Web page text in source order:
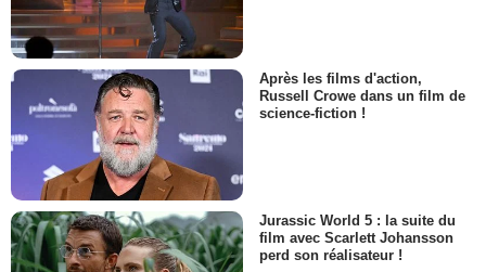
Après les films d'action,
Russell Crowe dans un film de
science-fiction !
Jurassic World 5 : la suite du
film avec Scarlett Johansson
perd son réalisateur !